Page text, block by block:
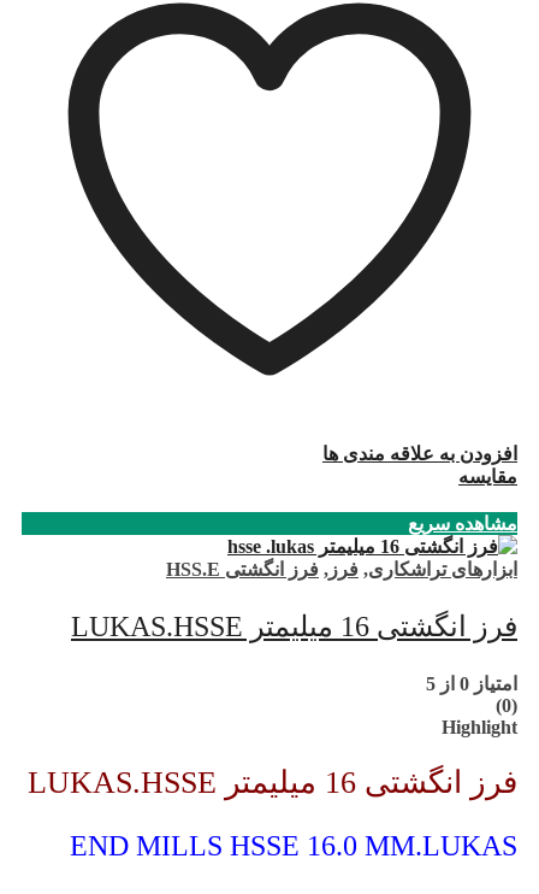
افزودن به علاقه مندی ها
مقایسه
مشاهده سریع
ابزارهای تراشکاری, فرز , فرز انگشتی HSS.E
فرز انگشتی 16 میلیمتر LUKAS.HSSE
امتیاز 0 از 5
(0)
Highlight
فرز انگشتی 16 میلیمتر LUKAS.HSSE
END MILLS HSSE 16.0 MM.LUKAS